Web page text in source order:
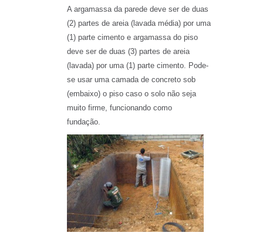
A argamassa da parede deve ser de duas
(2) partes de areia (lavada média) por uma
(1) parte cimento e argamassa do piso
deve ser de duas (3) partes de areia
(lavada) por uma (1) parte cimento. Pode-
se usar uma camada de concreto sob
(embaixo) o piso caso o solo não seja
muito firme, funcionando como
fundação.